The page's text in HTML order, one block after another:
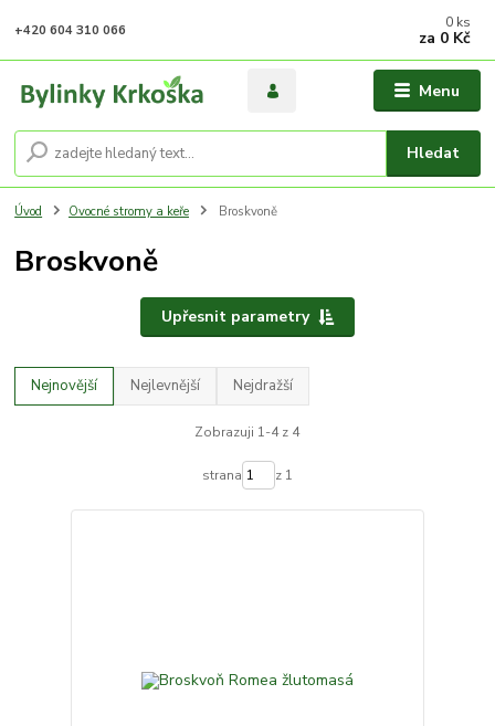
Menu
Hledat
+420 604 310 066 0 ks
za 0 Kč
Úvod Ovocné stromy a keře Broskvoně
Broskvoně
Upřesnit parametry
Nejnovější Nejlevnější Nejdražší
Zobrazuji 1-4 z 4
strana z 1